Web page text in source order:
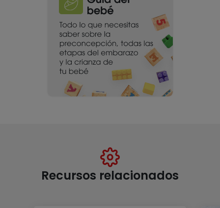
Recursos relacionados